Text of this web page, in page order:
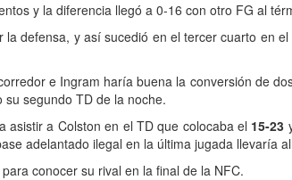
y la diferencia llegó a 0-16 con otro FG al
defensa, y así sucedió en el tercer cuarto en
e Ingram haría buena la conversión de
segundo TD de la noche.
asistir a Colston en el TD que colocaba el 15-23
adelantado ilegal en la última jugada llevaría
para conocer su rival en la final de la NFC.